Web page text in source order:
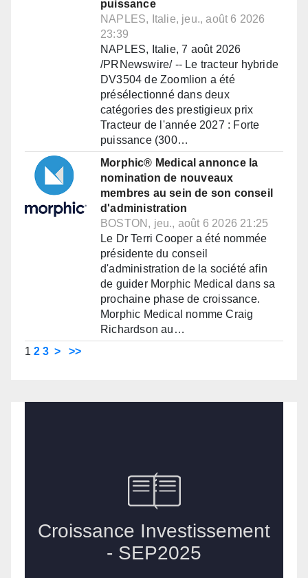
puissance
NAPLES, Italie, jeu., août 6 2026
23:39
NAPLES, Italie, 7 août 2026
/PRNewswire/ -- Le tracteur hybride
DV3504 de Zoomlion a été
présélectionné dans deux
catégories des prestigieux prix
Tracteur de l'année 2027 : Forte
puissance (300…
Morphic® Medical annonce la
nomination de nouveaux
membres au sein de son conseil
d'administration
BOSTON, jeu., août 6 2026 21:25
Le Dr Terri Cooper a été nommée
présidente du conseil
d'administration de la société afin
de guider Morphic Medical dans sa
prochaine phase de croissance.
Morphic Medical nomme Craig
Richardson au…
1 2 3 > >>